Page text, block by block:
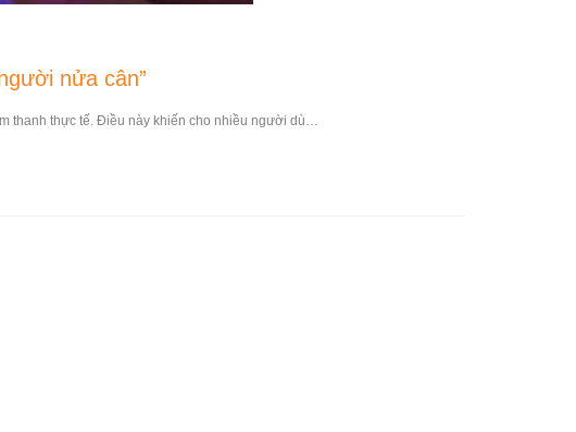
nửa cân”
thanh thực tế. Điều này khiến cho nhiều người dù…